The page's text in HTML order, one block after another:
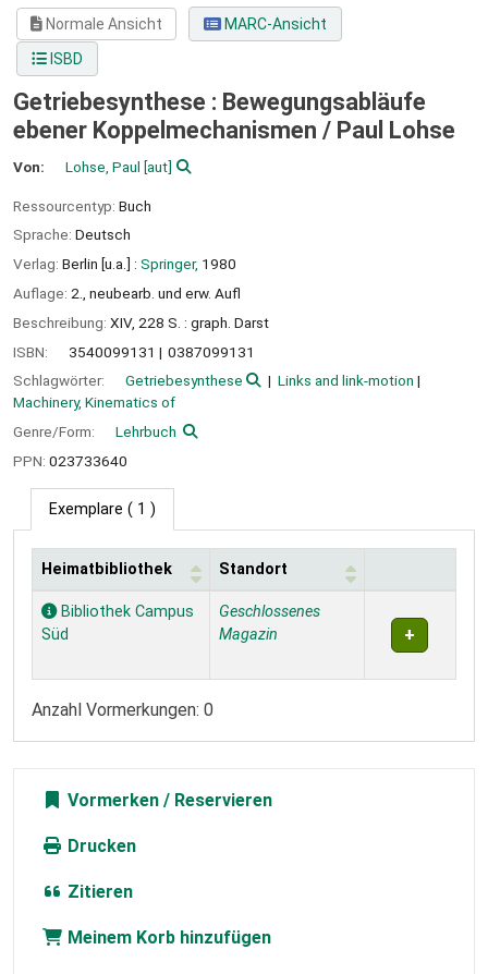
Normale Ansicht
MARC-Ansicht
ISBD
Getriebesynthese : Bewegungsabläufe
ebener Koppelmechanismen / Paul Lohse
Von: Lohse, Paul [aut]
Ressourcentyp: Buch
Sprache: Deutsch
Verlag: Berlin [u.a.] : Springer, 1980
Auflage: 2., neubearb. und erw. Aufl
Beschreibung: XIV, 228 S. : graph. Darst
ISBN:
3540099131
0387099131
Schlagwörter:
Getriebesynthese
Links and link-motion
Machinery, Kinematics of
Genre/Form:
Lehrbuch
PPN: 023733640
Exemplare ( 1 )
Exemplare
Heimatbibliothek Standort
Bibliothek Campus
Süd
Geschlossenes
Magazin
Anzahl Vormerkungen: 0
Vormerken
Drucken
Zitieren
Meinem Korb hinzufügen